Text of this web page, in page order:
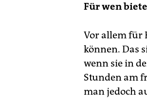
Für wen
Vor allem für
können. Das
wenn sie in
Stunden am
man jedoch